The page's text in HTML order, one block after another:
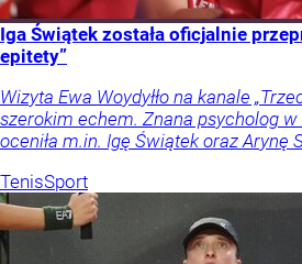
Iga Świątek została oficjalnie
epitety”
Wizyta Ewa Woydyłło na kanale
szerokim echem. Znana psycholog
oceniła m.in. Igę Świątek oraz Arynę
TenisSport